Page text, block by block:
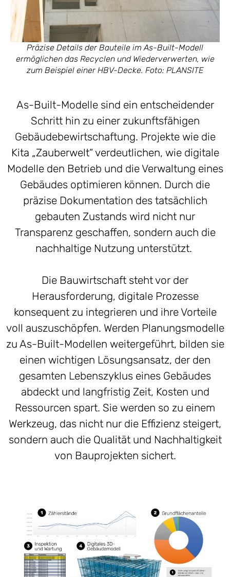
Präzise Details der Bauteile im As-Built-Modell
ermöglichen das Recyclen und Wiederverwerten, wie
zum Beispiel einer HBV-Decke. Foto: PLANSITE
As-Built-Modelle sind ein entscheidender
Schritt hin zu einer zukunftsfähigen
Gebäudebewirtschaftung. Projekte wie die
Kita „Zauberwelt“ verdeutlichen, wie digitale
Modelle den Betrieb und die Verwaltung eines
Gebäudes optimieren können. Durch die
präzise Dokumentation des tatsächlich
gebauten Zustands wird nicht nur
Transparenz geschaffen, sondern auch die
nachhaltige Nutzung unterstützt.
Die Bauwirtschaft steht vor der
Herausforderung, digitale Prozesse
konsequent zu integrieren und ihre Vorteile
voll auszuschöpfen. Werden Planungsmodelle
zu As-Built-Modellen weitergeführt, bilden sie
einen wichtigen Lösungsansatz, der den
gesamten Lebenszyklus eines Gebäudes
abdeckt und langfristig Zeit, Kosten und
Ressourcen spart. Sie werden so zu einem
Werkzeug, das nicht nur die Effizienz steigert,
sondern auch die Qualität und Nachhaltigkeit
von Bauprojekten sichert.